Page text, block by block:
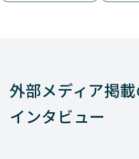
外部メディア掲載
インタビュー